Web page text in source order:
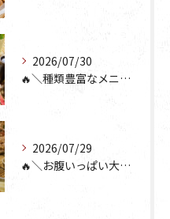
2026/07/30
🔥＼種類豊富なメニュー！／🔥
2026/07/29
🔥＼お腹いっぱい大満足💯／🔥